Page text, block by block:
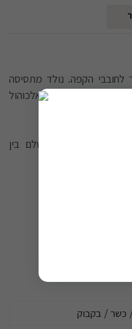
לחובבי הקפה. נולד מתסיסה
בשלמות, מושרים באלכוהול
יוצרים איזון מושלם בין
קטניות.
כשר / בקבוק